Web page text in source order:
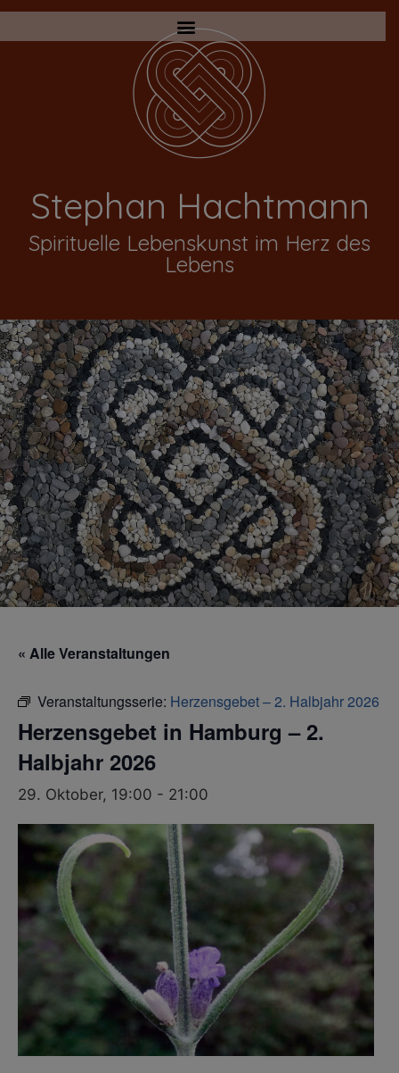
Stephan Hachtmann
Spirituelle Lebenskunst im Herz des
Lebens
« Alle Veranstaltungen
Veranstaltungsserie: Herzensgebet – 2. Halbjahr 2026
Herzensgebet in Hamburg – 2.
Halbjahr 2026
29. Oktober, 19:00 - 21:00